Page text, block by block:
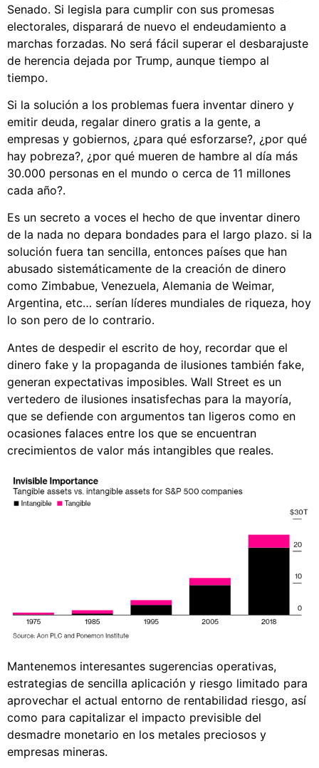
Senado. Si legisla para cumplir con sus promesas
electorales, disparará de nuevo el endeudamiento a
marchas forzadas. No será fácil superar el desbarajuste
de herencia dejada por Trump, aunque tiempo al
tiempo.
Si la solución a los problemas fuera inventar dinero y
emitir deuda, regalar dinero gratis a la gente, a
empresas y gobiernos, ¿para qué esforzarse?, ¿por qué
hay pobreza?, ¿por qué mueren de hambre al día más
30.000 personas en el mundo o cerca de 11 millones
cada año?.
Es un secreto a voces el hecho de que inventar dinero
de la nada no depara bondades para el largo plazo. si la
solución fuera tan sencilla, entonces países que han
abusado sistemáticamente de la creación de dinero
como Zimbabue, Venezuela, Alemania de Weimar,
Argentina, etc… serían líderes mundiales de riqueza, hoy
lo son pero de lo contrario.
Antes de despedir el escrito de hoy, recordar que el
dinero fake y la propaganda de ilusiones también fake,
generan expectativas imposibles. Wall Street es un
vertedero de ilusiones insatisfechas para la mayoría,
que se defiende con argumentos tan ligeros como en
ocasiones falaces entre los que se encuentran
crecimientos de valor más intangibles que reales.
Mantenemos interesantes sugerencias operativas,
estrategias de sencilla aplicación y riesgo limitado para
aprovechar el actual entorno de rentabilidad riesgo, así
como para capitalizar el impacto previsible del
desmadre monetario en los metales preciosos y
empresas mineras.